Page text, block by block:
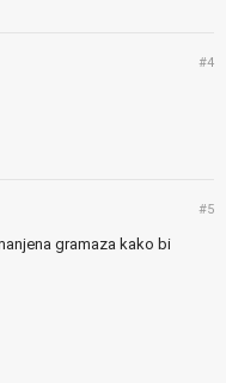
#4
#5
gramaza kako bi